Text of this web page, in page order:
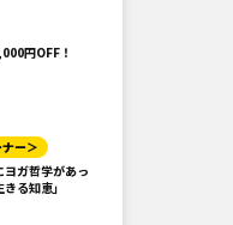
円OFF！
ー＞
ガ哲学があっ
る知恵」